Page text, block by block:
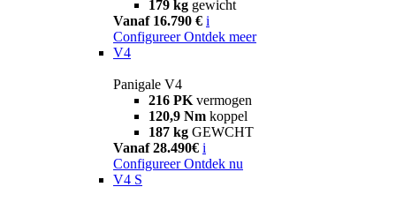
179 kg gewicht
Vanaf 16.790 € i
Configureer Ontdek meer
V4
Panigale V4
216 PK vermogen
120,9 Nm koppel
187 kg GEWCHT
Vanaf 28.490€ i
Configureer Ontdek nu
V4 S